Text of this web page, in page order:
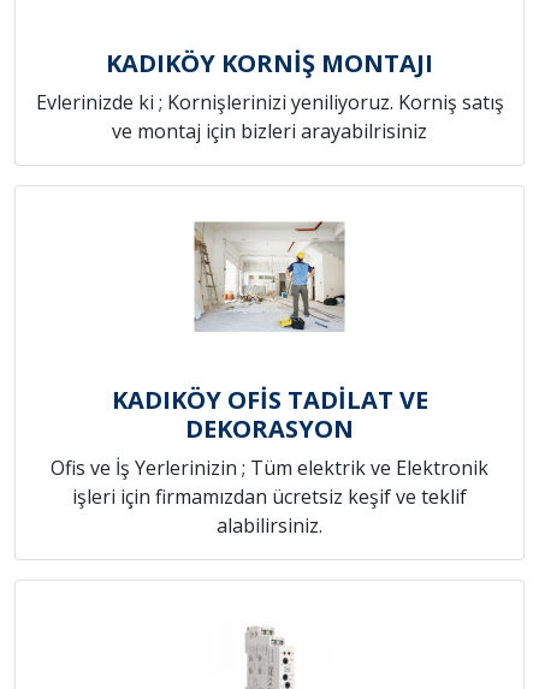
KADIKÖY KORNİŞ MONTAJI
Evlerinizde ki ; Kornişlerinizi yeniliyoruz. Korniş satış
ve montaj için bizleri arayabilrisiniz
KADIKÖY OFİS TADİLAT VE
DEKORASYON
Ofis ve İş Yerlerinizin ; Tüm elektrik ve Elektronik
işleri için firmamızdan ücretsiz keşif ve teklif
alabilirsiniz.